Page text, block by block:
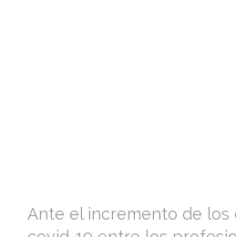
Ante el incremento de los